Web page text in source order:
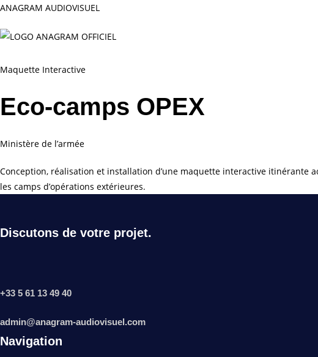
Skip
content
ANAGRAM AUDIOVISUEL
Maquette Interactive
Eco-camps OPEX
Ministère de l’armée
Conception, réalisation et installation d’une maquette interactive itinérante
les camps d’opérations extérieures.
Discutons de votre projet.
+33 5 61 13 49 40
admin@anagram-audiovisuel.com
Navigation